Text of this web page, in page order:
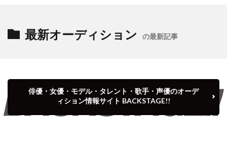
最新オーディション の最新記事
俳優・女優・モデル・タレント・歌手・声優のオーデ
ィション情報サイト BACKSTAGE!!